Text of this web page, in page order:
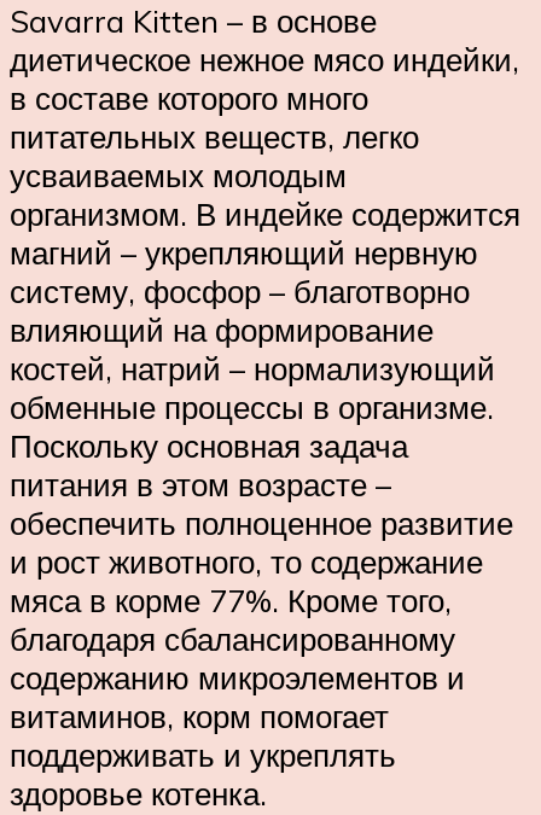
Savarra Kitten – в основе
диетическое нежное мясо индейки,
в составе которого много
питательных веществ, легко
усваиваемых молодым
организмом. В индейке содержится
магний – укрепляющий нервную
систему, фосфор – благотворно
влияющий на формирование
костей, натрий – нормализующий
обменные процессы в организме.
Поскольку основная задача
питания в этом возрасте –
обеспечить полноценное развитие
и рост животного, то содержание
мяса в корме 77%. Кроме того,
благодаря сбалансированному
содержанию микроэлементов и
витаминов, корм помогает
поддерживать и укреплять
здоровье котенка.